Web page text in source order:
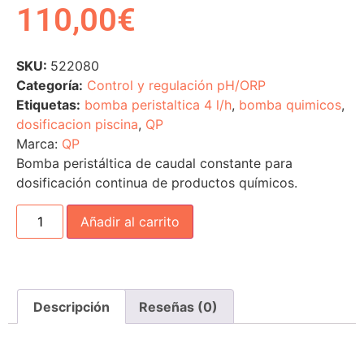
110,00€
SKU: 522080
Categoría: Control y regulación pH/ORP
Etiquetas: bomba peristaltica 4 l/h, bomba quimicos,
dosificacion piscina, QP
Marca: QP
Bomba peristáltica de caudal constante para
dosificación continua de productos químicos.
Añadir al carrito
Descripción Reseñas (0)